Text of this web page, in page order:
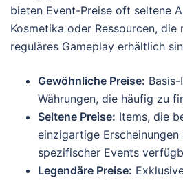
bieten Event-Preise oft seltene
Kosmetika oder Ressourcen,
reguläres Gameplay erhältlich
Gewöhnliche Preise:
Währungen, die häufig zu
Seltene Preise: Items, die
einzigartige
spezifischer Events
Legendäre Preise: